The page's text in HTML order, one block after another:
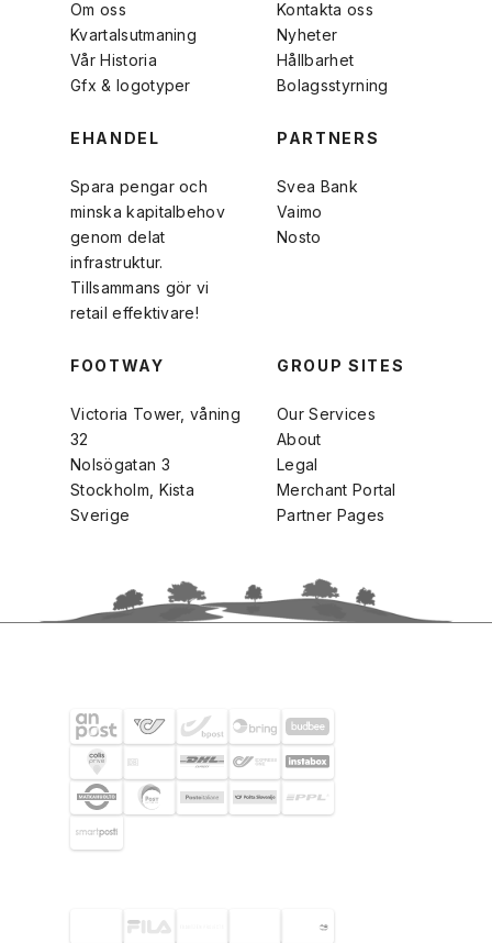
Om oss
Kvartalsutmaning
Vår Historia
Gfx & logotyper
Kontakta oss
Nyheter
Hållbarhet
Bolagsstyrning
EHANDEL
Spara pengar och
minska kapitalbehov
genom delat
infrastruktur.
Tillsammans gör vi
retail effektivare!
PARTNERS
Svea Bank
Vaimo
Nosto
FOOTWAY
Victoria Tower, våning
32
Nolsögatan 3
Stockholm, Kista
Sverige
GROUP SITES
Our Services
About
Legal
Merchant Portal
Partner Pages